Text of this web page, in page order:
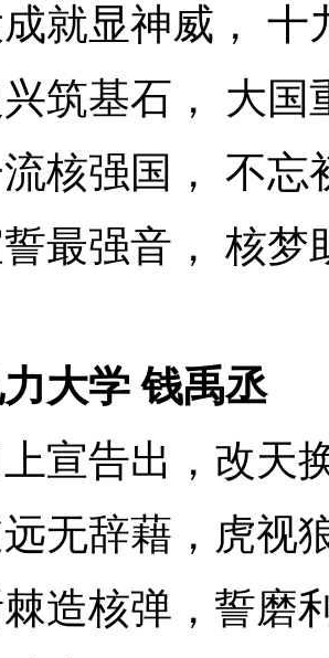
就显神威，
十
筑基石，
大国
核强国，
不忘
最强音，
核梦
大学 钱禹丞
宣告出，改天
无辞藉，虎视
造核弹，誓磨